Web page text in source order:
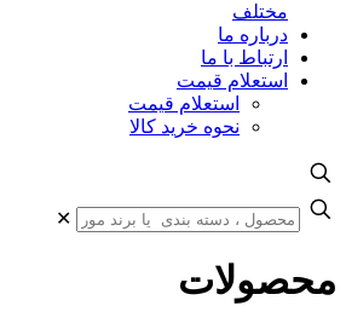
مختلف
درباره ما
ارتباط با ما
استعلام قیمت
استعلام قیمت
نحوه خرید کالا
✕
محصولات